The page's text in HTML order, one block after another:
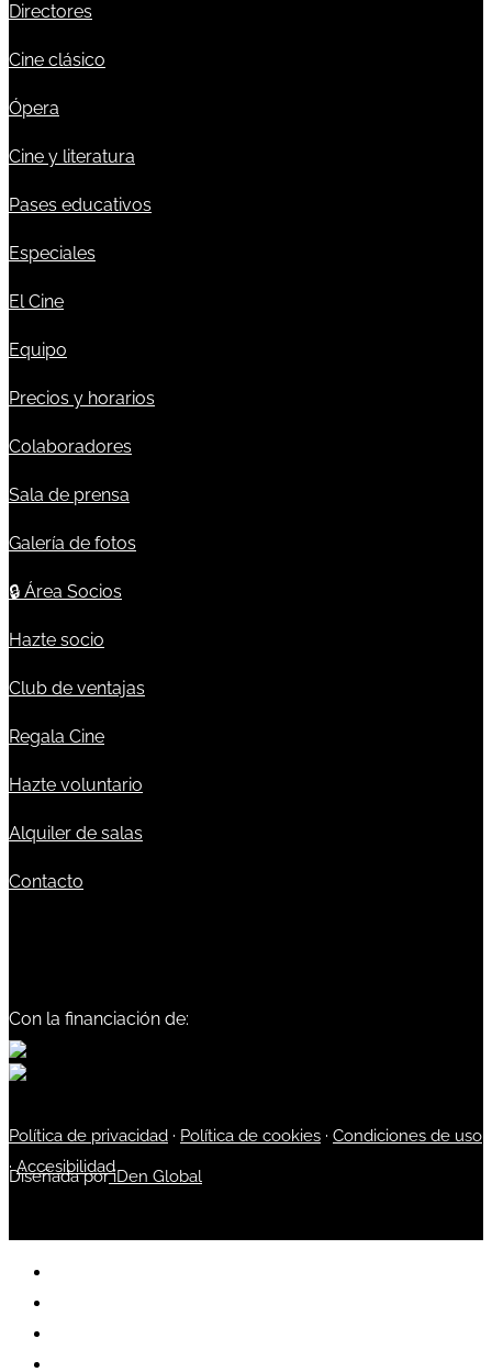
Directores
Cine clásico
Ópera
Cine y literatura
Pases educativos
Especiales
El Cine
Equipo
Precios y horarios
Colaboradores
Sala de prensa
Galería de fotos
🔒 Área Socios
Hazte socio
Club de ventajas
Regala Cine
Hazte voluntario
Alquiler de salas
Contacto
Con la financiación de:
Política de privacidad · Política de cookies · Condiciones de uso
·Accesibilidad
Diseñada poriDen Global